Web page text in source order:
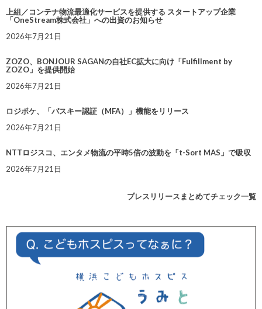
上組／コンテナ物流最適化サービスを提供する スタートアップ企業
「OneStream株式会社」への出資のお知らせ
2026年7月21日
ZOZO、BONJOUR SAGANの自社EC拡大に向け「Fulfillment by
ZOZO」を提供開始
2026年7月21日
ロジポケ、「パスキー認証（MFA）」機能をリリース
2026年7月21日
NTTロジスコ、エンタメ物流の平時5倍の波動を「t-Sort MAS」で吸収
2026年7月21日
プレスリリースまとめてチェック一覧